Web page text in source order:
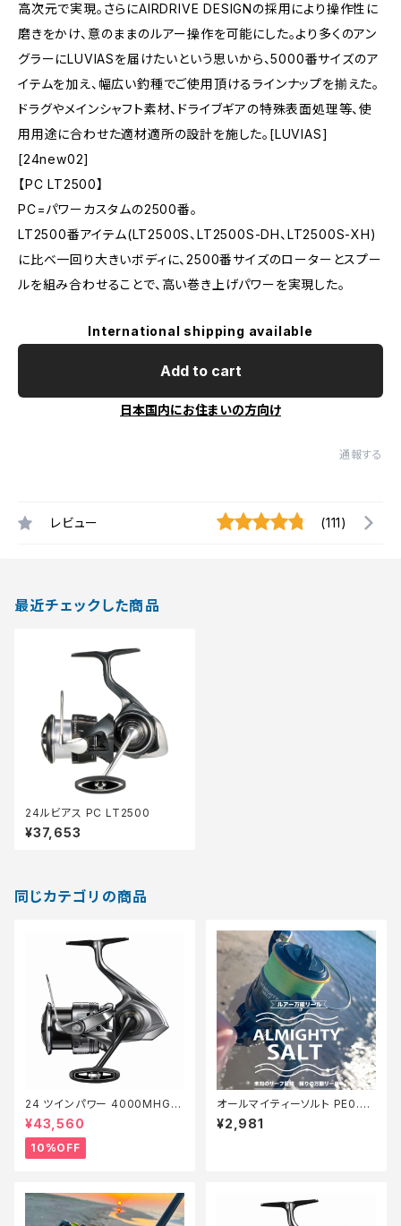
高次元で実現。さらにAIRDRIVE DESIGNの採用により操作性に
磨きをかけ、意のままのルアー操作を可能にした。より多くのアン
グラーにLUVIASを届けたいという思いから、5000番サイズのア
イテムを加え、幅広い釣種でご使用頂けるラインナップを揃えた。
ドラグやメインシャフト素材、ドライブギアの特殊表面処理等、使
用用途に合わせた適材適所の設計を施した。[LUVIAS]
[24new02]
【PC LT2500】
PC=パワーカスタムの2500番。
LT2500番アイテム(LT2500S、LT2500S-DH、LT2500S-XH)
に比べ一回り大きいボディに、2500番サイズのローターとスプー
ルを組み合わせることで、高い巻き上げパワーを実現した。
International shipping available
Add to cart
日本国内にお住まいの方向け
通報する
レビュー (111)
最近チェックした商品
24ルビアス PC LT2500
¥37,653
同じカテゴリの商品
24 ツインパワー 4000MHG
【継続セール_リール】【10】
¥43,560
10%OFF
オールマイティーソルト PE0.8
号150m Tオリ
¥2,981